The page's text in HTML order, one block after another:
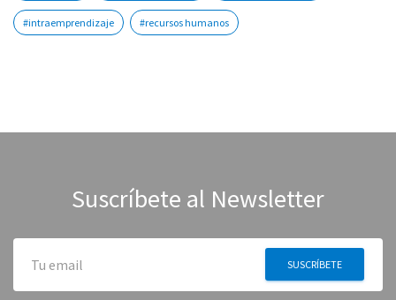
#intraemprendizaje #recursos humanos
Suscríbete al Newsletter